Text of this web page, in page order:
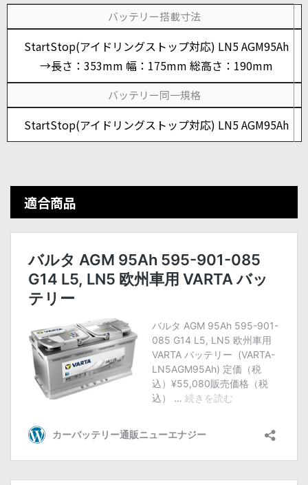
バッテリー搭載寸法
StartStop(アイドリングストップ対応) LN5 AGM95Ah
→長さ：353mm 幅：175mm 総高さ：190mm
バッテリー同一規格
StartStop(アイドリングストップ対応) LN5 AGM95Ah
適合商品